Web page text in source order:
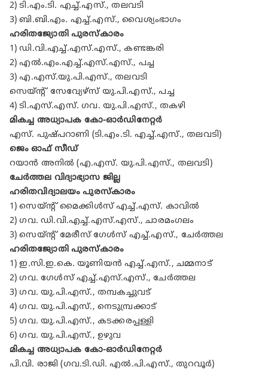
2) ടി.എം.ടി. എച്ച്.എസ്., തലവടി
3) ബി.ബി.എം. എച്ച്.എസ്., വൈശ്യംഭാഗം
ഹരിതജ്യോതി പുരസ്കാരം
1) ഡി.വി.എച്ച്.എസ്.എസ്., കണ്ടങ്കരി
2) എൽ.എം.എച്ച്.എസ്.എസ്., പച്ച
3) എ.എസ്.യു.പി.എസ്., തലവടി
സെയ്ന്റ് സേവ്യേഴ്‌സ് യു.പി.എസ്., പച്ച
4) ടി.എസ്.എസ്. ഗവ. യു.പി.എസ്., തകഴി
മികച്ച അധ്യാപക കോ-ഓർഡിനേറ്റർ
എസ്. പുഷ്പറാണി (ടി.എം.ടി. എച്ച്.എസ്., തലവടി)
ജെം ഓഫ് സീഡ്
റയാൻ അനിൽ (എ.എസ്. യു.പി.എസ്., തലവടി)
ചേർത്തല വിദ്യാഭ്യാസ ജില്ല
ഹരിതവിദ്യാലയം പുരസ്കാരം
1) സെയ്ന്റ് മൈക്കിൾസ് എച്ച്.എസ്. കാവിൽ
2) ഗവ. ഡി.വി.എച്ച്.എസ്.എസ്., ചാരമംഗലം
3) സെയ്ന്റ് മേരീസ് ഗേൾസ് എച്ച്.എസ്., ചേർത്തല
ഹരിതജ്യോതി പുരസ്കാരം
1) ഇ.സി.ഇ.കെ. യൂണിയൻ എച്ച്.എസ്., ചമ്മനാട്
2) ഗവ. ഗേൾസ് എച്ച്.എസ്.എസ്., ചേർത്തല
3) ഗവ. യു.പി.എസ്., തമ്പകച്ചുവട്
4) ഗവ. യു.പി.എസ്., നെടുമ്പ്രക്കാട്
5) ഗവ. യു.പി.എസ്., കടക്കരപ്പള്ളി
6) ഗവ. യു.പി.എസ്., ഉഴുവ
മികച്ച അധ്യാപക കോ-ഓർഡിനേറ്റർ
പി.വി. രാജി (ഗവ.ടി.ഡി. എൽ.പി.എസ്., തുറവൂർ)